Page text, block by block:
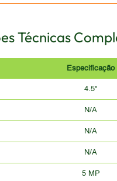
Técnicas
Especificação
4.5"
N/A
N/A
N/A
5 MP